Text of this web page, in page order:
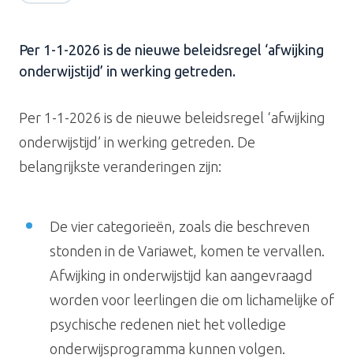
Per 1-1-2026 is de nieuwe beleidsregel ‘afwijking
onderwijstijd’ in werking getreden.
Per 1-1-2026 is de nieuwe beleidsregel ‘afwijking
onderwijstijd’ in werking getreden. De
belangrijkste veranderingen zijn:
De vier categorieën, zoals die beschreven
stonden in de Variawet, komen te vervallen.
Afwijking in onderwijstijd kan aangevraagd
worden voor leerlingen die om lichamelijke of
psychische redenen niet het volledige
onderwijsprogramma kunnen volgen.